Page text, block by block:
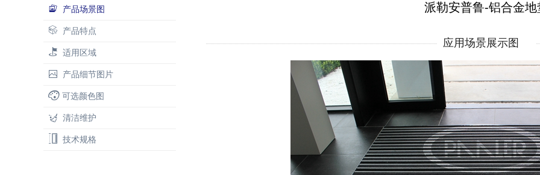
产品场景图
产品特点
适用区域
产品细节图片
可选颜色图
清洁维护
技术规格
派勒安普鲁-铝合金地
应用场景展示图